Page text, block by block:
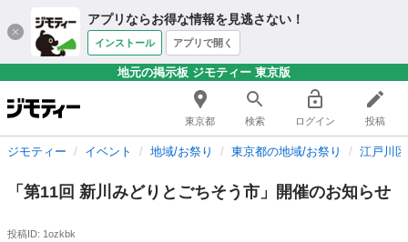
アプリならお得な情報を見逃さない！
インストール アプリで開く
地元の掲示板 ジモティー 東京版
東京都 検索 ログイン 投稿
ジモティー イベント 地域/お祭り 東京都の地域/お祭り 江戸川
「第11回 新川みどりとごちそう市」開催のお知らせ
投稿ID: 1ozkbk